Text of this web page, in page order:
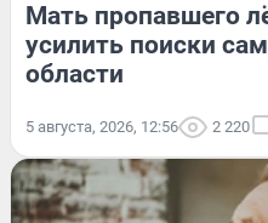
Мать пропавшего
усилить поиски
области
5 августа, 2026, 12:56 2 220